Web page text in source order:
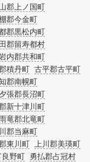
郡上ノ国町
郡今金町
郡黒松内町
郡留寿都村
内郡共和町
積丹町 古平郡古平町
郡南幌町
夕張郡長沼町
新十津川町
竜郡北竜町
郡当麻町
東川町 上川郡美瑛町
良野町 勇払郡占冠村